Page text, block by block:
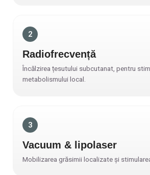
2
Radiofrecvență
Încălzirea țesutului subcutanat, pentru
metabolismului local.
3
Vacuum & lipolaser
Mobilizarea grăsimii localizate și